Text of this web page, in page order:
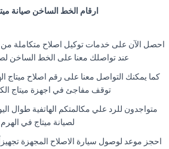
ارقام الخط الساخن صيانة
احصل الآن على خدمات توكيل اصلاح متكاملة من
عند تواصلك معنا على الخط الساخن
كما يمكنك التواصل معنا على رقم اصلاح
توقف مفاجئ في اجهزة ميتاج
متواجدون للرد علي مكالمتكم الهاتفية طوال
لصيانة ميتاج في الهرم
احجز موعد لوصول سيارة الاصلاح المجهزة